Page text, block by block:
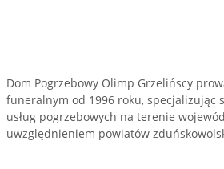
Dom Pogrzebowy Olimp Grzelińscy
funeralnym od 1996 roku, specjalizując
usług pogrzebowych na terenie
uwzględnieniem powiatów